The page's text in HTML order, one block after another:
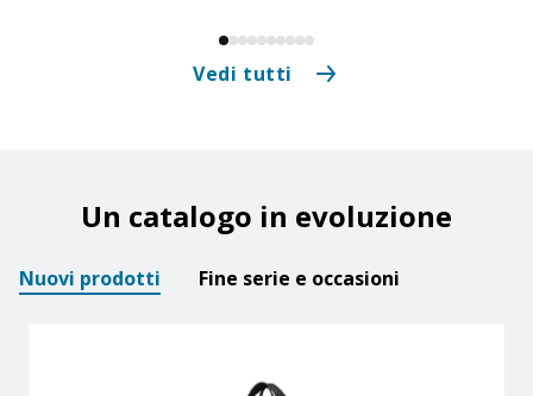
Vedi tutti
Un catalogo in evoluzione
Nuovi prodotti Fine serie e occasioni